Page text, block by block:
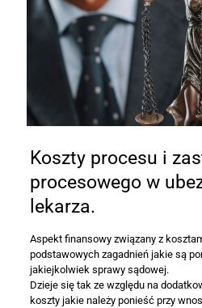
Koszty procesu i
procesowego w
lekarza.
Aspekt finansowy związany z
podstawowych zagadnień jakie są
jakiejkolwiek sprawy sądowej.
Dzieje się tak ze względu na
koszty jakie należy ponieść przy